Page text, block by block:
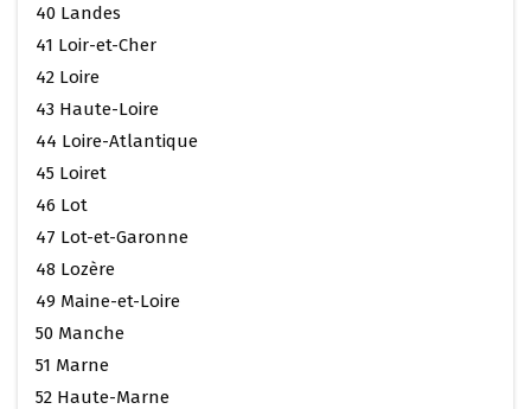
40 Landes
41 Loir-et-Cher
42 Loire
43 Haute-Loire
44 Loire-Atlantique
45 Loiret
46 Lot
47 Lot-et-Garonne
48 Lozère
49 Maine-et-Loire
50 Manche
51 Marne
52 Haute-Marne